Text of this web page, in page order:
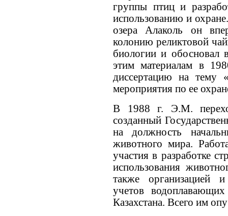
группы птиц и
использованию и
озера Алаколь он
колонию реликтовой
биологии и обосновал
этим материалам в
диссертацию на тему
мероприятия по ее
В 1988 г. Э.М.
созданный
на должность
животного мира.
участия в разработке
использования
также организацией
учетов
Казахстана. Всего им